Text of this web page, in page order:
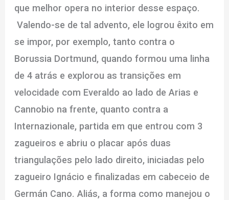
que melhor opera no interior desse espaço.
Valendo-se de tal advento, ele logrou êxito em
se impor, por exemplo, tanto contra o
Borussia Dortmund, quando formou uma linha
de 4 atrás e explorou as transições em
velocidade com Everaldo ao lado de Arias e
Cannobio na frente, quanto contra a
Internazionale, partida em que entrou com 3
zagueiros e abriu o placar após duas
triangulações pelo lado direito, iniciadas pelo
zagueiro Ignácio e finalizadas em cabeceio de
Germán Cano. Aliás, a forma como manejou o